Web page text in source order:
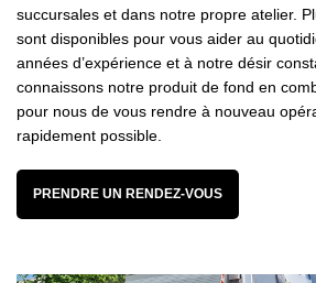
succursales et dans notre propre atelier.
sont disponibles pour vous aider au
années d’expérience et à notre désir
connaissons notre produit de fond en
pour nous de vous rendre à nouveau
rapidement possible.
PRENDRE UN RENDEZ-VOUS